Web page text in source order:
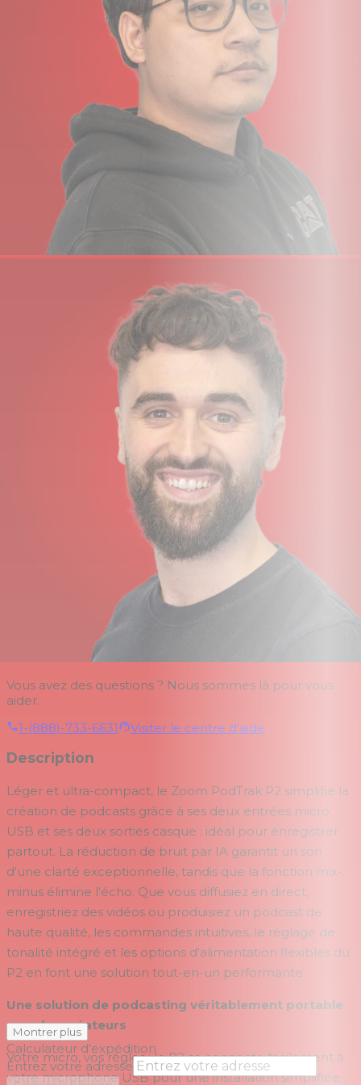
Vous avez des questions ? Nous sommes là pour vous
aider.
1-(888)-733-6631
Visiter le centre d'aide
Description
Léger et ultra-compact, le Zoom PodTrak P2 simplifie la
création de podcasts grâce à ses deux entrées micro
USB et ses deux sorties casque : idéal pour enregistrer
partout. La réduction de bruit par IA garantit un son
d'une clarté exceptionnelle, tandis que la fonction mix-
minus élimine l'écho. Que vous diffusiez en direct,
enregistriez des vidéos ou produisiez un podcast de
haute qualité, les commandes intuitives, le réglage de
tonalité intégré et les options d'alimentation flexibles du
P2 en font une solution tout-en-un performante.
Une solution de podcasting véritablement portable
pour les créateurs
Votre micro, vos règles : le P2 se connecte facilement à
votre microphone USB pour une installation simplifiée.
Montrer plus
Calculateur d'expédition
Entrez votre adresse